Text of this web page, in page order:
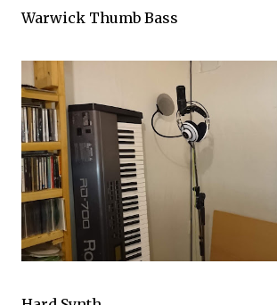
Warwick Thumb Bass